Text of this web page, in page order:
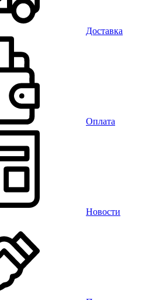
Доставка
Оплата
Новости